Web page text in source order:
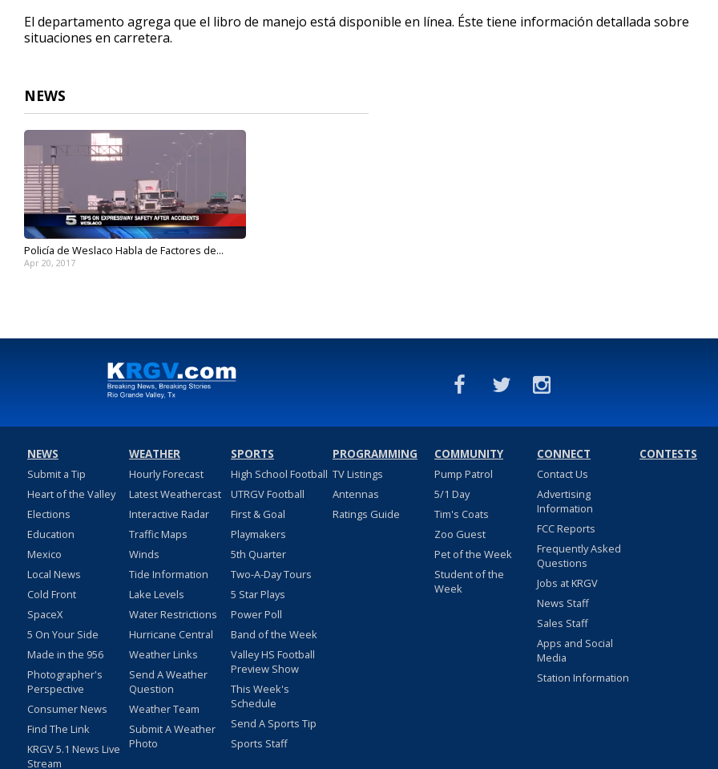
El departamento agrega que el libro de manejo está disponible en línea. Éste tiene información detallada sobre
situaciones en carretera.
NEWS
Policía de Weslaco Habla de Factores de...
Apr 20, 2017
NEWS
Submit a Tip
Heart of the Valley
Elections
Education
Mexico
Local News
Cold Front
SpaceX
5 On Your Side
Made in the 956
Photographer's
Perspective
Consumer News
Find The Link
KRGV 5.1 News Live
Stream
WEATHER
Hourly Forecast
Latest Weathercast
Interactive Radar
Traffic Maps
Winds
Tide Information
Lake Levels
Water Restrictions
Hurricane Central
Weather Links
Send A Weather
Question
Weather Team
Submit A Weather
Photo
SPORTS
High School Football
UTRGV Football
First & Goal
Playmakers
5th Quarter
Two-A-Day Tours
5 Star Plays
Power Poll
Band of the Week
Valley HS Football
Preview Show
This Week's
Schedule
Send A Sports Tip
Sports Staff
PROGRAMMING
TV Listings
Antennas
Ratings Guide
COMMUNITY
Pump Patrol
5/1 Day
Tim's Coats
Zoo Guest
Pet of the Week
Student of the
Week
CONNECT
Contact Us
Advertising
Information
FCC Reports
Frequently Asked
Questions
Jobs at KRGV
News Staff
Sales Staff
Apps and Social
Media
Station Information
CONTESTS